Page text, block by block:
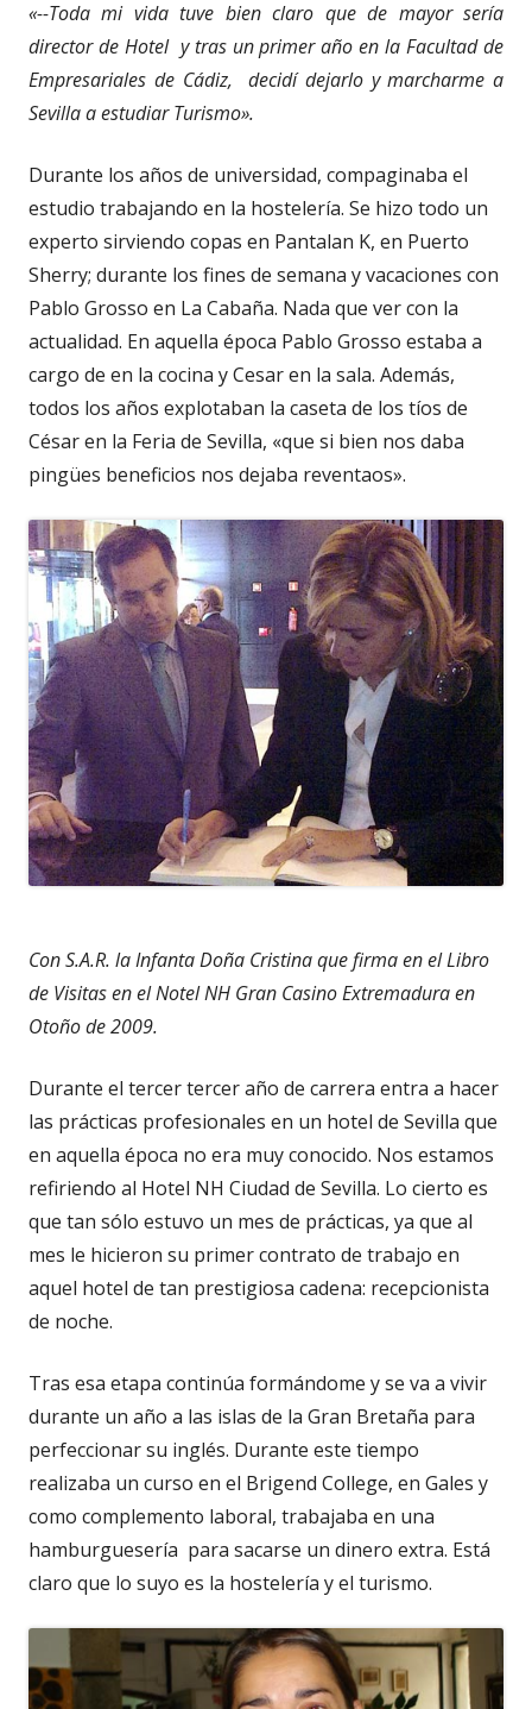
«--Toda mi vida tuve bien claro que de mayor sería
director de Hotel y tras un primer año en la Facultad de
Empresariales de Cádiz, decidí dejarlo y marcharme a
Sevilla a estudiar Turismo».
Durante los años de universidad, compaginaba el
estudio trabajando en la hostelería. Se hizo todo un
experto sirviendo copas en Pantalan K, en Puerto
Sherry; durante los fines de semana y vacaciones con
Pablo Grosso en La Cabaña. Nada que ver con la
actualidad. En aquella época Pablo Grosso estaba a
cargo de en la cocina y Cesar en la sala. Además,
todos los años explotaban la caseta de los tíos de
César en la Feria de Sevilla, «que si bien nos daba
pingües beneficios nos dejaba reventaos».
Con S.A.R. la Infanta Doña Cristina que firma en el Libro
de Visitas en el Notel NH Gran Casino Extremadura en
Otoño de 2009.
Durante el tercer tercer año de carrera entra a hacer
las prácticas profesionales en un hotel de Sevilla que
en aquella época no era muy conocido. Nos estamos
refiriendo al Hotel NH Ciudad de Sevilla. Lo cierto es
que tan sólo estuvo un mes de prácticas, ya que al
mes le hicieron su primer contrato de trabajo en
aquel hotel de tan prestigiosa cadena: recepcionista
de noche.
Tras esa etapa continúa formándome y se va a vivir
durante un año a las islas de la Gran Bretaña para
perfeccionar su inglés. Durante este tiempo
realizaba un curso en el Brigend College, en Gales y
como complemento laboral, trabajaba en una
hamburguesería para sacarse un dinero extra. Está
claro que lo suyo es la hostelería y el turismo.